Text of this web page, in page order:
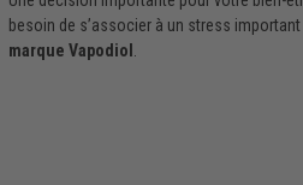
besoin de s’associer à un stress
marque Vapodiol